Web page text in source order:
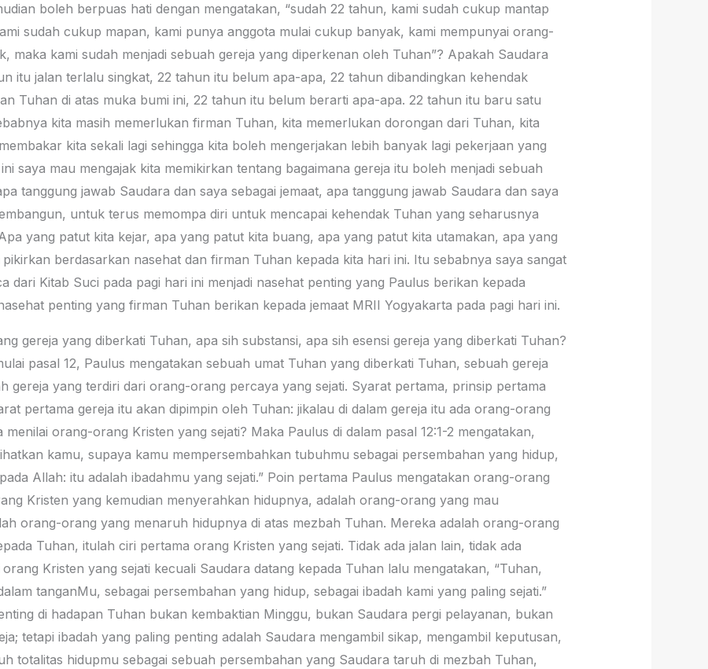
boleh berpuas hati dengan mengatakan, “sudah 22 tahun, kami sudah cukup mantap
sudah cukup mapan, kami punya anggota mulai cukup banyak, kami mempunyai orang-
maka kami sudah menjadi sebuah gereja yang diperkenan oleh Tuhan”? Apakah Saudara
itu jalan terlalu singkat, 22 tahun itu belum apa-apa, 22 tahun dibandingkan kehendak
Tuhan di atas muka bumi ini, 22 tahun itu belum berarti apa-apa. 22 tahun itu baru satu
kita masih memerlukan firman Tuhan, kita memerlukan dorongan dari Tuhan, kita
kita sekali lagi sehingga kita boleh mengerjakan lebih banyak lagi pekerjaan yang
saya mau mengajak kita memikirkan tentang bagaimana gereja itu boleh menjadi sebuah
tanggung jawab Saudara dan saya sebagai jemaat, apa tanggung jawab Saudara dan saya
untuk terus memompa diri untuk mencapai kehendak Tuhan yang seharusnya
yang patut kita kejar, apa yang patut kita buang, apa yang patut kita utamakan, apa yang
berdasarkan nasehat dan firman Tuhan kepada kita hari ini. Itu sebabnya saya sangat
dari Kitab Suci pada pagi hari ini menjadi nasehat penting yang Paulus berikan kepada
penting yang firman Tuhan berikan kepada jemaat MRII Yogyakarta pada pagi hari ini.
gereja yang diberkati Tuhan, apa sih substansi, apa sih esensi gereja yang diberkati Tuhan?
pasal 12, Paulus mengatakan sebuah umat Tuhan yang diberkati Tuhan, sebuah gereja
gereja yang terdiri dari orang-orang percaya yang sejati. Syarat pertama, prinsip pertama
pertama gereja itu akan dipimpin oleh Tuhan: jikalau di dalam gereja itu ada orang-orang
menilai orang-orang Kristen yang sejati? Maka Paulus di dalam pasal 12:1-2 mengatakan,
kamu, supaya kamu mempersembahkan tubuhmu sebagai persembahan yang hidup,
Allah: itu adalah ibadahmu yang sejati.” Poin pertama Paulus mengatakan orang-orang
Kristen yang kemudian menyerahkan hidupnya, adalah orang-orang yang mau
orang-orang yang menaruh hidupnya di atas mezbah Tuhan. Mereka adalah orang-orang
Tuhan, itulah ciri pertama orang Kristen yang sejati. Tidak ada jalan lain, tidak ada
Kristen yang sejati kecuali Saudara datang kepada Tuhan lalu mengatakan, “Tuhan,
tanganMu, sebagai persembahan yang hidup, sebagai ibadah kami yang paling sejati.”
di hadapan Tuhan bukan kembaktian Minggu, bukan Saudara pergi pelayanan, bukan
tetapi ibadah yang paling penting adalah Saudara mengambil sikap, mengambil keputusan,
totalitas hidupmu sebagai sebuah persembahan yang Saudara taruh di mezbah Tuhan,